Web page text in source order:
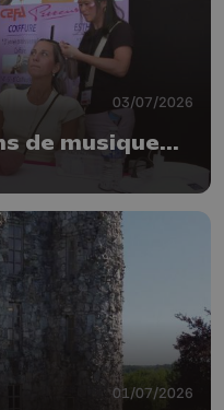
03/07/2026
de musique...
01/07/2026